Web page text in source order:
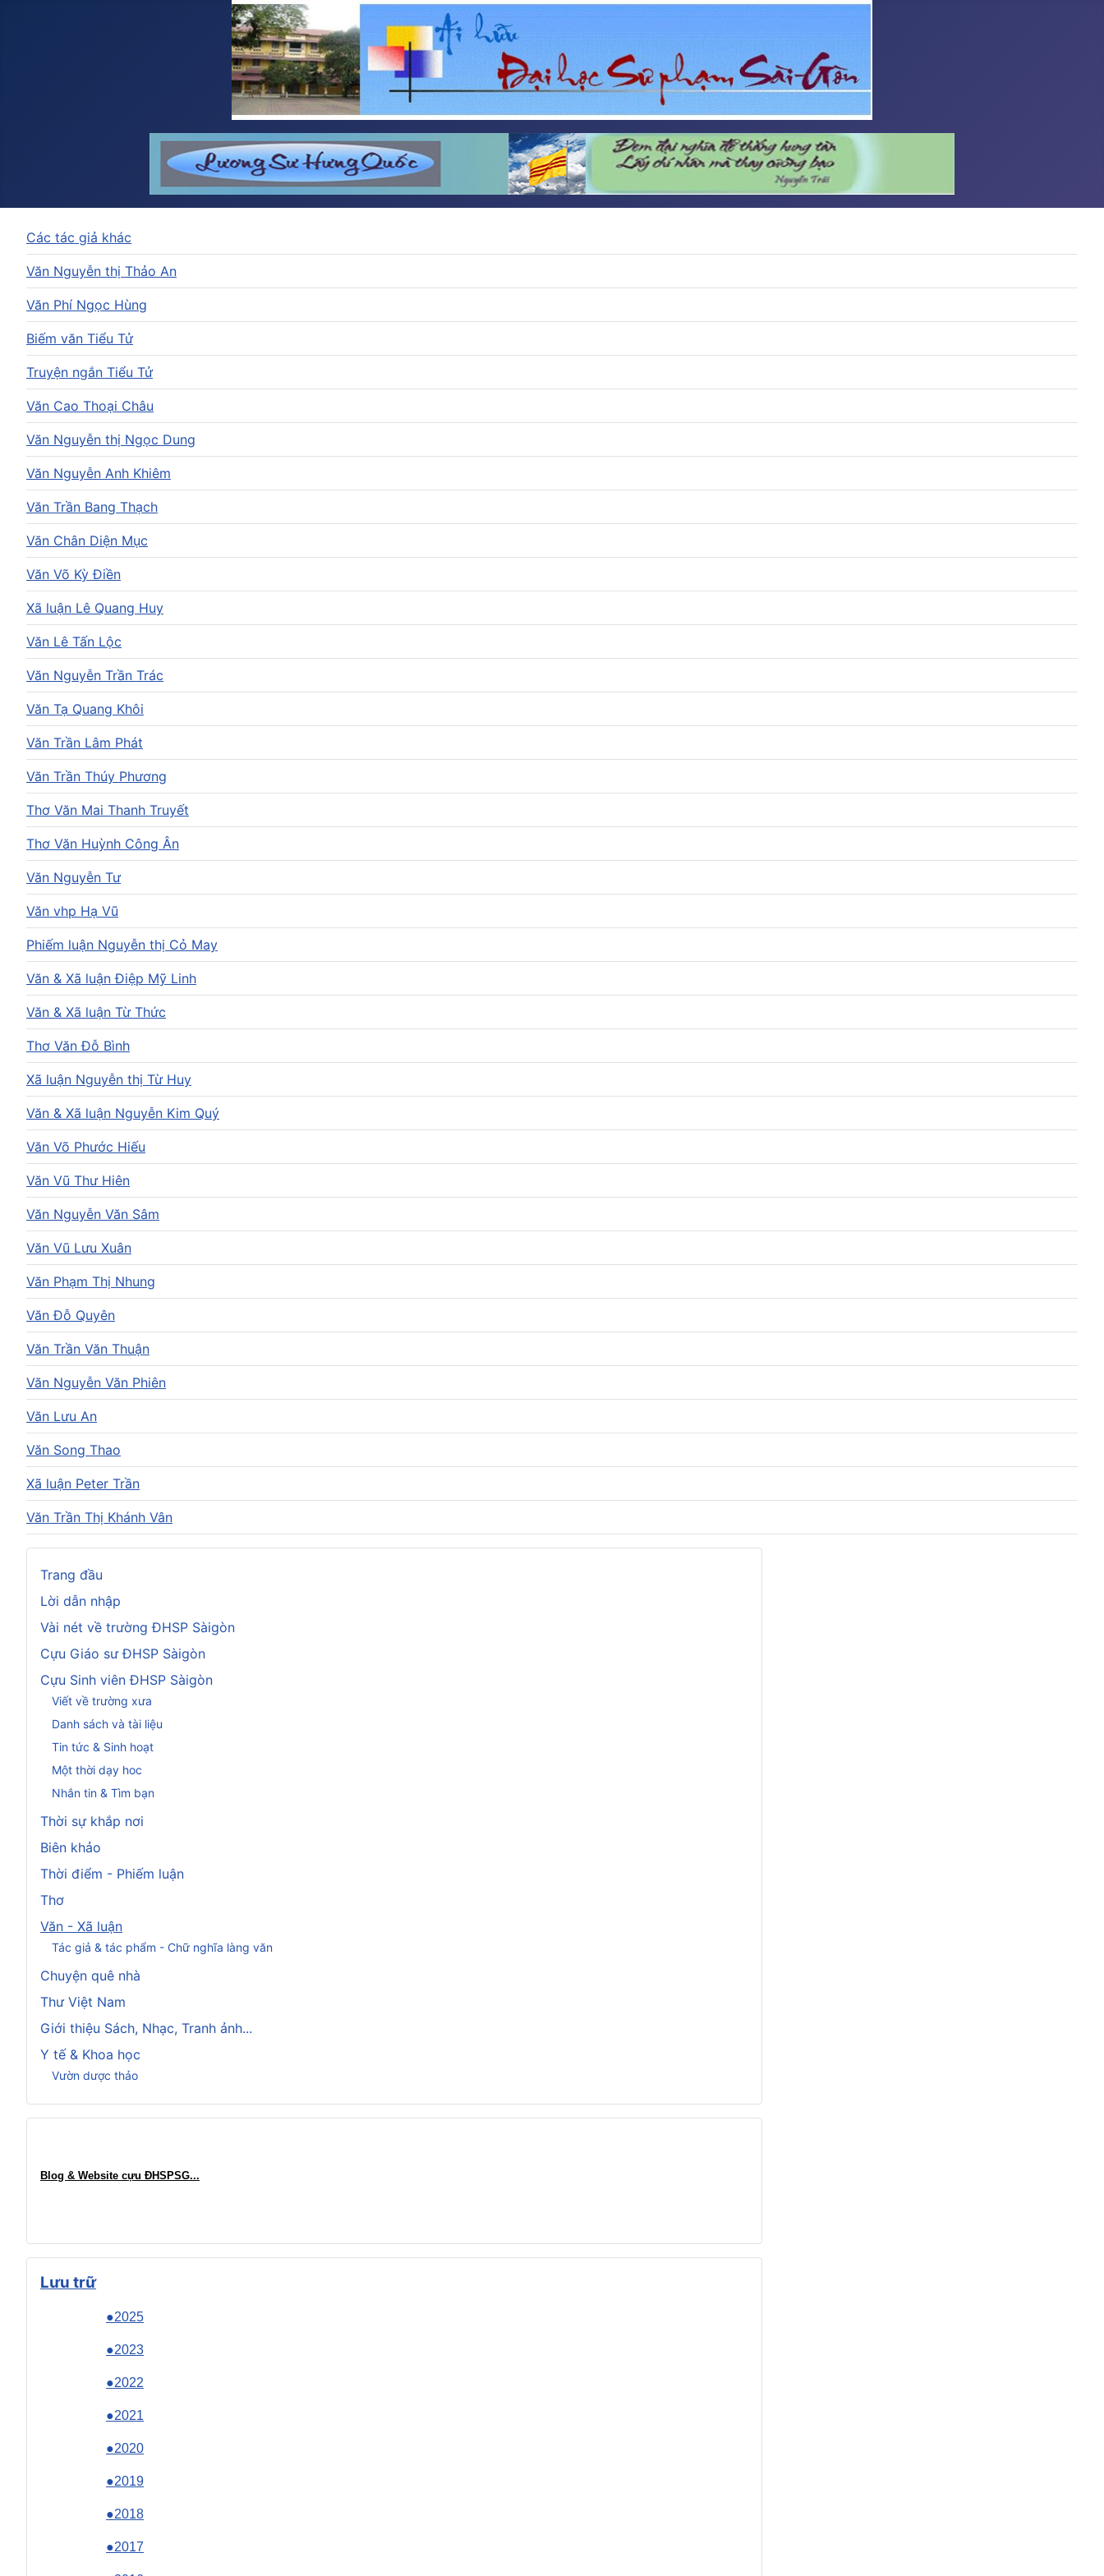
Trang đầu
Lời dẫn nhập
Vài nét về trường ĐHSP Sàigòn
Cựu Giáo sư ĐHSP Sàigòn
Cựu Sinh viên ĐHSP Sàigòn
Viết về trường xưa
Danh sách và tài liệu
Tin tức & Sinh hoạt
Một thời dạy hoc
Nhắn tin & Tìm bạn
Thời sự khắp nơi
Biên khảo
Thời điểm - Phiếm luận
Thơ
Văn - Xã luận
Tác giả & tác phẩm - Chữ nghĩa làng văn
Chuyện quê nhà
Thư Việt Nam
Giới thiệu Sách, Nhạc, Tranh ảnh...
Y tế & Khoa học
Vườn dược thảo
Blog & Website cựu ĐHSPSG...
Lưu trữ
●2025
●2023
●2022
●2021
●2020
●2019
●2018
●2017
Các tác giả khác
Văn Nguyễn thị Thảo An
Văn Phí Ngọc Hùng
Biếm văn Tiểu Tử
Truyện ngắn Tiểu Tử
Văn Cao Thoại Châu
Văn Nguyễn thị Ngọc Dung
Văn Nguyễn Anh Khiêm
Văn Trần Bang Thạch
Văn Chân Diện Mục
Văn Võ Kỳ Điền
Xã luận Lê Quang Huy
Văn Lê Tấn Lộc
Văn Nguyễn Trần Trác
Văn Tạ Quang Khôi
Văn Trần Lâm Phát
Văn Trần Thúy Phương
Thơ Văn Mai Thanh Truyết
Thơ Văn Huỳnh Công Ân
Văn Nguyễn Tư
Văn vhp Hạ Vũ
Phiếm luận Nguyễn thị Cỏ May
Văn & Xã luận Điệp Mỹ Linh
Văn & Xã luận Từ Thức
Thơ Văn Đỗ Bình
Xã luận Nguyễn thị Từ Huy
Văn & Xã luận Nguyễn Kim Quý
Văn Võ Phước Hiếu
Văn Vũ Thư Hiên
Văn Nguyễn Văn Sâm
Văn Vũ Lưu Xuân
Văn Phạm Thị Nhung
Văn Đỗ Quyên
Văn Trần Văn Thuận
Văn Nguyễn Văn Phiên
Văn Lưu An
Văn Song Thao
Xã luận Peter Trần
Văn Trần Thị Khánh Vân